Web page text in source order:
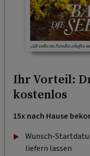
Ihr Vorteil:
kostenlos
15x nach Hause
Wunsch-
liefern lassen